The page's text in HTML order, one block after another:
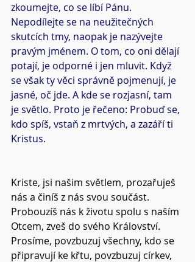
zkoumejte, co se líbí Pánu.
Nepodílejte se na neužitečných
skutcích tmy, naopak je nazývejte
pravým jménem. O tom, co oni dělají
potají, je odporné i jen mluvit. Když
se však ty věci správně pojmenují, je
jasné, oč jde. A kde se rozjasní, tam
je světlo. Proto je řečeno: Probuď se,
kdo spíš, vstaň z mrtvých, a zazáří ti
Kristus.
Kriste, jsi našim světlem, prozařuješ
nás a činíš z nás svou součást.
Probouzíš nás k životu spolu s naším
Otcem, zveš do svého Království.
Prosíme, povzbuzuj všechny, kdo se
připravují ke křtu, povzbuzuj církev,